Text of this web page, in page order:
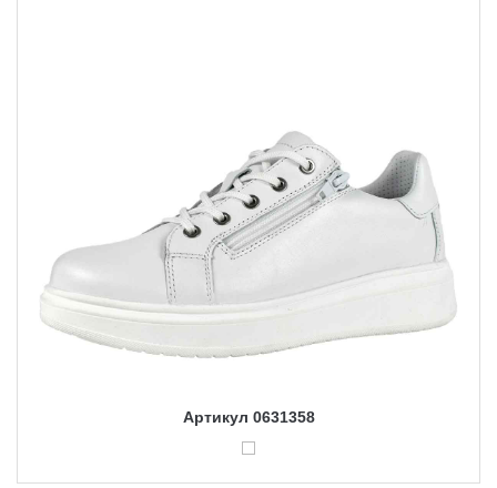
Артикул 0631358